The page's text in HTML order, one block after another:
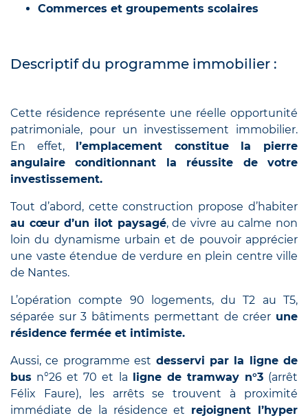
Commerces et groupements scolaires
Descriptif du programme immobilier :
Cette résidence représente une réelle opportunité
patrimoniale, pour un investissement immobilier.
En effet, l’emplacement constitue la pierre
angulaire conditionnant la réussite de votre
investissement.
Tout d’abord, cette construction propose d’habiter
au cœur d’un ilot paysagé, de vivre au calme non
loin du dynamisme urbain et de pouvoir apprécier
une vaste étendue de verdure en plein centre ville
de Nantes.
L’opération compte 90 logements, du T2 au T5,
séparée sur 3 bâtiments permettant de créer une
résidence fermée et intimiste.
Aussi, ce programme est desservi par la ligne de
bus n°26 et 70 et la ligne de tramway n°3(arrêt
Félix Faure), les arrêts se trouvent à proximité
immédiate de la résidence et rejoignent l’hyper